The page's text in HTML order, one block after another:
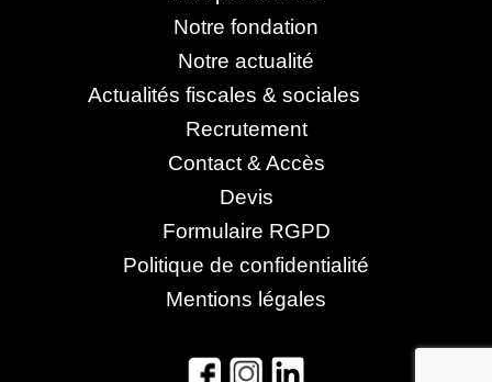
Notre fondation
Notre actualité
Actualités fiscales & sociales
Recrutement
Contact & Accès
Devis
Formulaire RGPD
Politique de confidentialité
Mentions légales